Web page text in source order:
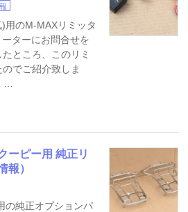
用のM-MAXリミッタ
ターにお問合せを
ところ、このリミ
でご紹介致しま
…
ーピー用 純正リ
報）
の純正オプションパ